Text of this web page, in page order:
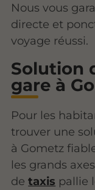
Nous vous
directe et
voyage réussi.
Solution
gare à
Pour les
trouver une
à Gometz
les grands
detaxis pallie